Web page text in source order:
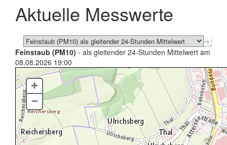
schließen
Aktuelle Messwerte
Feinstaub (PM10) - als gleitender 24-Stunden Mittelwert am
08.08.2026 19:00
+
–